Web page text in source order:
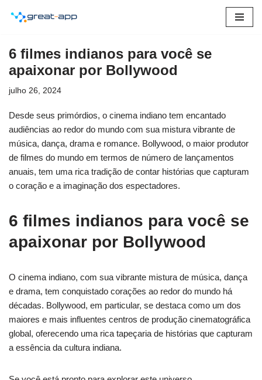
o
conteúdo
6 filmes indianos para você se
apaixonar por Bollywood
julho 26, 2024
Desde seus primórdios, o cinema indiano tem encantado
audiências ao redor do mundo com sua mistura vibrante de
música, dança, drama e romance. Bollywood, o maior produtor
de filmes do mundo em termos de número de lançamentos
anuais, tem uma rica tradição de contar histórias que capturam
o coração e a imaginação dos espectadores.
6 filmes indianos para você se
apaixonar por Bollywood
O cinema indiano, com sua vibrante mistura de música, dança
e drama, tem conquistado corações ao redor do mundo há
décadas. Bollywood, em particular, se destaca como um dos
maiores e mais influentes centros de produção cinematográfica
global, oferecendo uma rica tapeçaria de histórias que capturam
a essência da cultura indiana.